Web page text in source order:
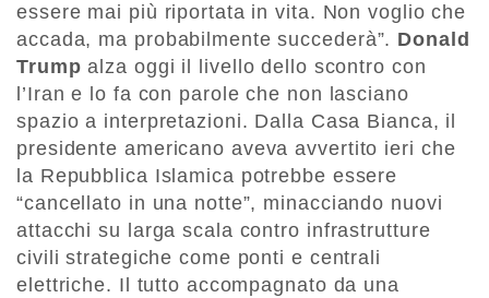
essere mai più riportata in vita. Non voglio che
accada, ma probabilmente succederà”. Donald
Trump alza oggi il livello dello scontro con
l’Iran e lo fa con parole che non lasciano
spazio a interpretazioni. Dalla Casa Bianca, il
presidente americano aveva avvertito ieri che
la Repubblica Islamica potrebbe essere
“cancellato in una notte”, minacciando nuovi
attacchi su larga scala contro infrastrutture
civili strategiche come ponti e centrali
elettriche. Il tutto accompagnato da una